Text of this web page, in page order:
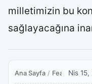
milletimizin bu
sağlayacağına
Ana Sayfa / Featured
Nis